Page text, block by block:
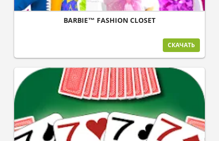
BARBIE™ FASHION CLOSET
СКАЧАТЬ